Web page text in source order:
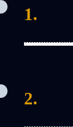
1.
2.